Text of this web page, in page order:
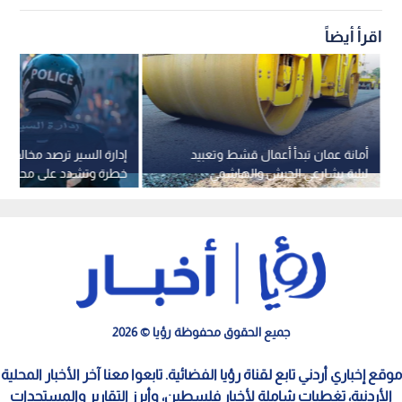
اقرأ أيضاً
إدارة السير ترصد
خطرة وتشدد على
وحماية الأرواح
أمانة عمان تبدأ أعمال قشط وتعبيد
ليلية بشارعي الجيش والهاشمي
لتجنب الازدحامات
جميع الحقوق محفوظة رؤيا © 2026
موقع إخباري أردني تابع لقناة رؤيا الفضائية. تابعوا معنا آخر الأخبار المحلية
الأردنية، تغطيات شاملة لأخبار فلسطين، وأبرز التقارير والمستجدات